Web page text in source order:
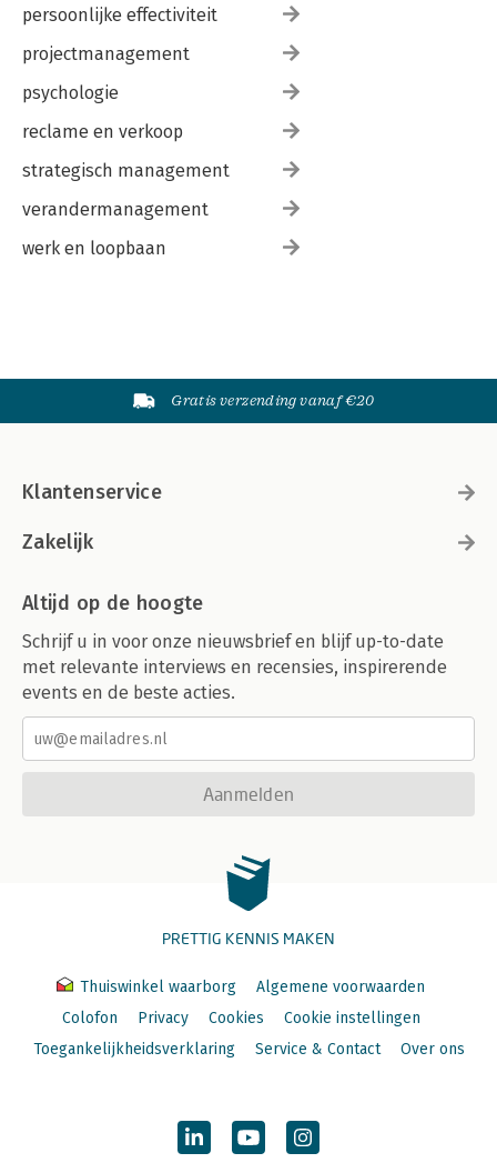
persoonlijke effectiviteit
projectmanagement
psychologie
reclame en verkoop
strategisch management
verandermanagement
werk en loopbaan
Gratis verzending vanaf €20
Klantenservice
Zakelijk
Altijd op de hoogte
Schrijf u in voor onze nieuwsbrief en blijf up-to-date
met relevante interviews en recensies, inspirerende
events en de beste acties.
Aanmelden
PRETTIG KENNIS MAKEN
Thuiswinkel waarborg
Algemene voorwaarden
Colofon
Privacy Cookies
Cookie instellingen
Toegankelijkheidsverklaring
Service & Contact Over ons